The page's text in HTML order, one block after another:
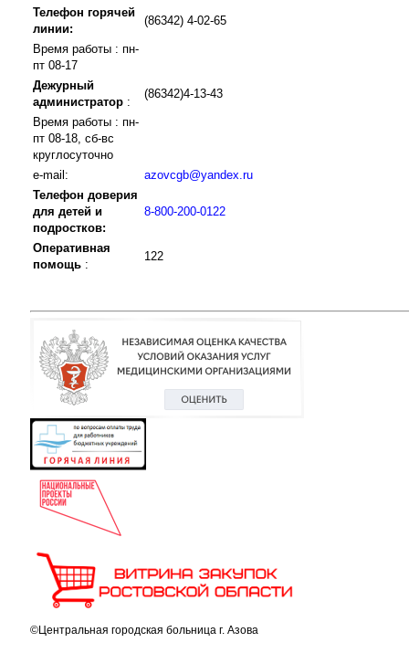
Телефон горячей
линии:
(86342) 4-02-65
Время работы : пн-
пт 08-17
Дежурный
администратор :
(86342)4-13-43
Время работы : пн-
пт 08-18, сб-вс
круглосуточно
e-mail:
azovcgb@yandex.ru
Телефон доверия
для детей и
подростков:
8-800-200-0122
Оперативная
помощь :
122
©Центральная городская больница г. Азова